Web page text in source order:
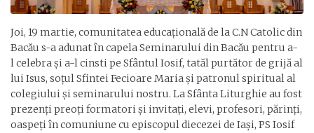
Joi, 19 martie, comunitatea educațională de la C.N Catolic din
Bacău s-a adunat în capela Seminarului din Bacău pentru a-
l celebra și a-l cinsti pe Sfântul Iosif, tatăl purtător de grijă al
lui Isus, soțul Sfintei Fecioare Maria și patronul spiritual al
colegiului și seminarului nostru. La Sfânta Liturghie au fost
prezenți preoți formatori și invitați, elevi, profesori, părinți,
oaspeți în comuniune cu episcopul diecezei de Iași, PS Iosif